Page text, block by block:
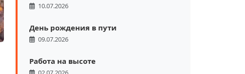
10.07.2026
День рождения в пути
09.07.2026
Работа на высоте